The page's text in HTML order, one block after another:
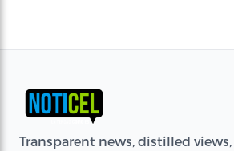
Transparent news, distilled